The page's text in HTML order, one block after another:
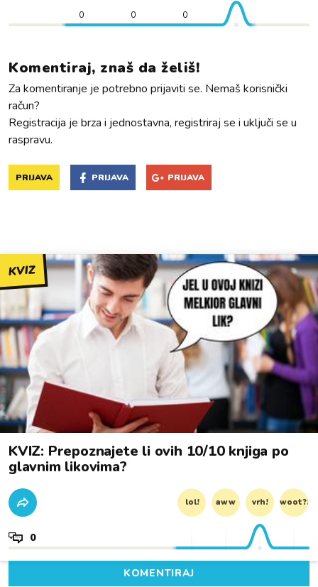
0 0 0
Komentiraj, znaš da želiš!
Za komentiranje je potrebno prijaviti se. Nemaš korisnički
račun?
Registracija je brza i jednostavna, registriraj se i uključi se u
raspravu.
PRIJAVA PRIJAVA PRIJAVA
KVIZ
KVIZ: Prepoznajete li ovih 10/10 knjiga po
glavnim likovima?
lol! aww vrh! woot?!
0
KOMENTIRAJ